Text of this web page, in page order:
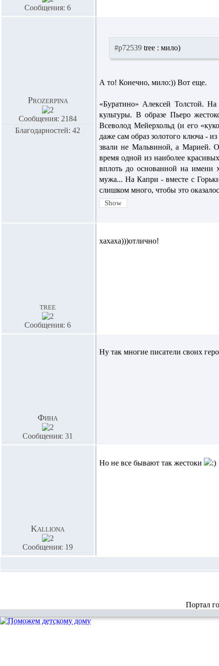
Сообщения: 6
Prozerpina
Сообщения: 2184
Благодарностей: 42
#p72539 tree : мило)
А то! Конечно, мило:)) Вот еще.
«Буратино» Алексей Толстой. На
культуры. В образе Пьеро
Всеволод Мейерхольд (и его
даже сам образ золотого ключа -
звали не Мальвиной, а Марией.
время одной из наиболее
вплоть до основанной на имени
мужа... На Капри - вместе с
слишком много, чтобы это
tree
Сообщения: 6
хахаха)))отлично!
Фина
Сообщения: 31
Ну так многие писатели своих
Kalliona
Сообщения: 19
Но не все бывают так жестоки
Портал